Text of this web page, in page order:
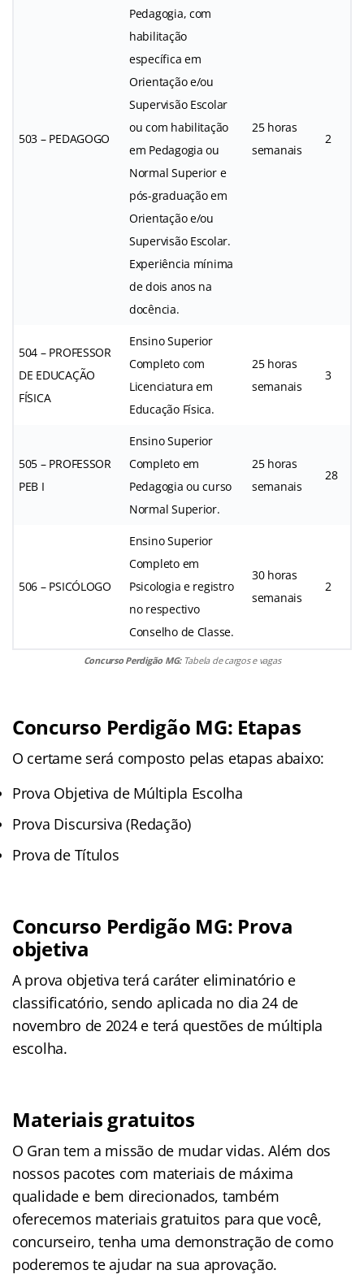
503 – PEDAGOGO
Pedagogia, com
habilitação
específica em
Orientação e/ou
Supervisão Escolar
ou com habilitação
em Pedagogia ou
Normal Superior e
pós-graduação em
Orientação e/ou
Supervisão Escolar.
Experiência mínima
de dois anos na
docência.
25 horas
semanais
2
504 – PROFESSOR
DE EDUCAÇÃO
FÍSICA
Ensino Superior
Completo com
Licenciatura em
Educação Física.
25 horas
semanais
3
505 – PROFESSOR
PEB I
Ensino Superior
Completo em
Pedagogia ou curso
Normal Superior.
25 horas
semanais
28
506 – PSICÓLOGO
Ensino Superior
Completo em
Psicologia e registro
no respectivo
Conselho de Classe.
30 horas
semanais
2
Concurso Perdigão MG: Tabela de cargos e vagas
Concurso Perdigão MG: Etapas
O certame será composto pelas etapas abaixo:
Prova Objetiva de Múltipla Escolha
Prova Discursiva (Redação)
Prova de Títulos
Concurso Perdigão MG: Prova
objetiva
A prova objetiva terá caráter eliminatório e
classificatório, sendo aplicada no dia 24 de
novembro de 2024 e terá questões de múltipla
escolha.
Materiais gratuitos
O Gran tem a missão de mudar vidas. Além dos
nossos pacotes com materiais de máxima
qualidade e bem direcionados, também
oferecemos materiais gratuitos para que você,
concurseiro, tenha uma demonstração de como
poderemos te ajudar na sua aprovação.